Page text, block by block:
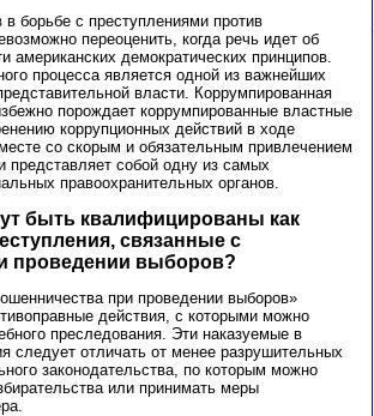
борьбе с преступлениями против
переоценить, когда речь идет об
американских демократических принципов.
процесса является одной из важнейших
власти. Коррумпированная
порождает коррумпированные властные
коррупционных действий в ходе
со скорым и обязательным привлечением
представляет собой одну из самых
правоохранительных органов.
быть квалифицированы как
связанные с
проведении выборов?
при проведении выборов»
действия, с которыми можно
преследования. Эти наказуемые в
следует отличать от менее разрушительных
законодательства, по которым можно
или принимать меры